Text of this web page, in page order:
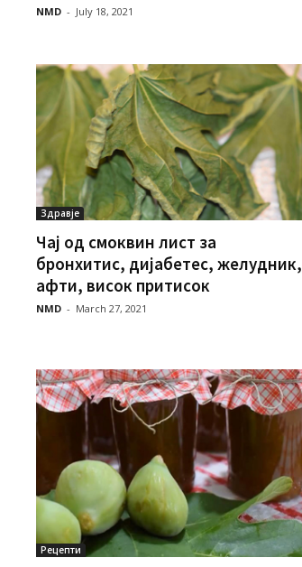
NMD - July 18, 2021
Здравје
Чај од смоквин лист за
бронхитис, дијабетес, желудник,
афти, висок притисок
NMD - March 27, 2021
Рецепти